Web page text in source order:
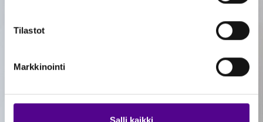
Tilastot
Markkinointi